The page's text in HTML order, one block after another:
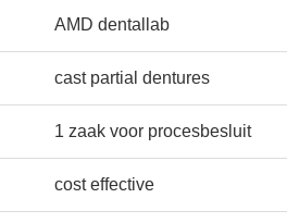
AMD dentallab
cast partial dentures
1 zaak voor procesbesluit
cost effective